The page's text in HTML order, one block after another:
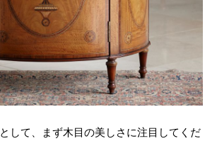
として、まず木目の美しさに注目してくだ